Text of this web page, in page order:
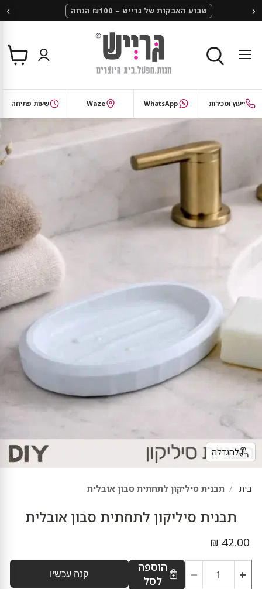
‹ שבוע האבקות של גרייש – ₪100 הנחה ›
תפריט
צפי
בסל
ייעוץ ומכירות WhatsApp
Waze שעות פתיחה
להגדלה
בית תבנית סיליקון לתחתית סבון אובלית
תבנית סיליקון לתחתית סבון אובלית
מחיר נוכחי
42.00 ₪
הוספה
לסל
קנה עכשיו